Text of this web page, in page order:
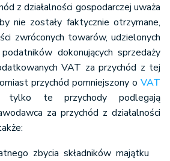
z działalności gospodarczej uważa
nie zostały faktycznie otrzymane,
zwróconych towarów, udzielonych
dokonujących sprzedaży
VAT za przychód z tej
przychód pomniejszony o VAT
te przychody podlegają
za przychód z działalności
zbycia składników majątku